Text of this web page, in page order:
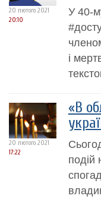
20 лютого 2021
20:10
У 40-
і
20 лютого 2021
17:22
«В
подій